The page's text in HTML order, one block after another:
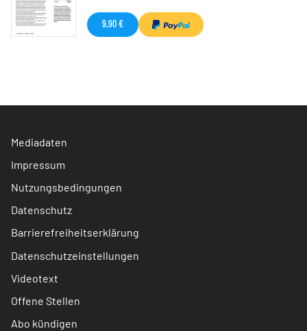
9,90 €
Mediadaten
Impressum
Nutzungsbedingungen
Datenschutz
Barrierefreiheitserklärung
Datenschutzeinstellungen
Videotext
Offene Stellen
Abo kündigen